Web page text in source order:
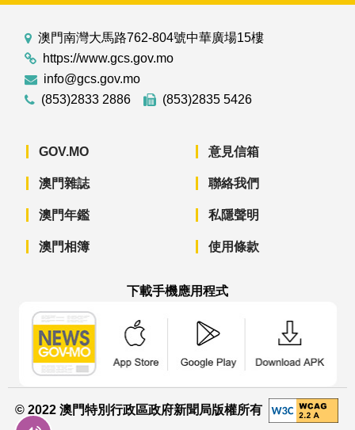
澳門南灣大馬路762-804號中華廣場15樓
https://www.gcs.gov.mo
info@gcs.gov.mo
(853)2833 2886
(853)2835 5426
GOV.MO
澳門雜誌
澳門年鑑
澳門相簿
意見信箱
聯絡我們
私隱聲明
使用條款
下載手機應用程式
© 2022 澳門特別行政區政府新聞局版權所有